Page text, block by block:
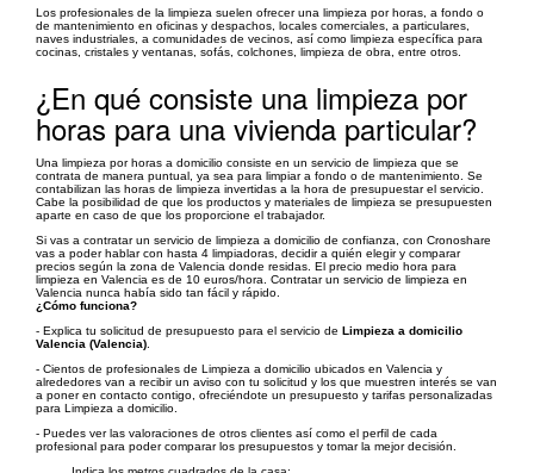
Los profesionales de la limpieza suelen ofrecer una limpieza por horas, a fondo o
de mantenimiento en oficinas y despachos, locales comerciales, a particulares,
naves industriales, a comunidades de vecinos, así como limpieza específica para
cocinas, cristales y ventanas, sofás, colchones, limpieza de obra, entre otros.
¿En qué consiste una limpieza por
horas para una vivienda particular?
Una limpieza por horas a domicilio consiste en un servicio de limpieza que se
contrata de manera puntual, ya sea para limpiar a fondo o de mantenimiento. Se
contabilizan las horas de limpieza invertidas a la hora de presupuestar el servicio.
Cabe la posibilidad de que los productos y materiales de limpieza se presupuesten
aparte en caso de que los proporcione el trabajador.
Si vas a contratar un servicio de limpieza a domicilio de confianza, con Cronoshare
vas a poder hablar con hasta 4 limpiadoras, decidir a quién elegir y comparar
precios según la zona de Valencia donde residas. El precio medio hora para
limpieza en Valencia es de 10 euros/hora. Contratar un servicio de limpieza en
Valencia nunca había sido tan fácil y rápido.
¿Cómo funciona?
- Explica tu solicitud de presupuesto para el servicio de Limpieza a domicilio
Valencia (Valencia)
- Cientos de profesionales de Limpieza a domicilio ubicados en Valencia y
alrededores van a recibir un aviso con tu solicitud y los que muestren interés se van
a poner en contacto contigo, ofreciéndote un presupuesto y tarifas personalizadas
para Limpieza a domicilio.
- Puedes ver las valoraciones de otros clientes así como el perfil de cada
profesional para poder comparar los presupuestos y tomar la mejor decisión.